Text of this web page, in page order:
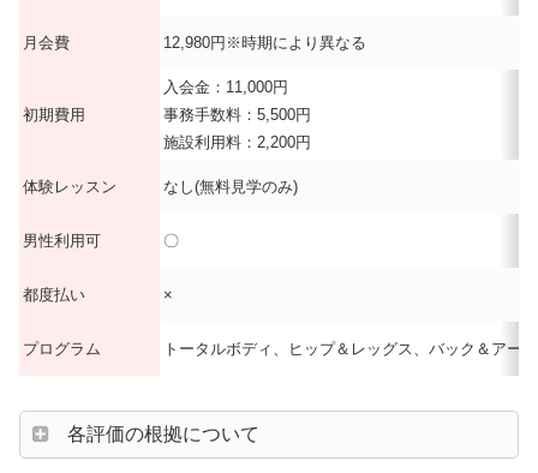
月会費 12,980円※時期により異なる
初期費用
入会金：11,000円
事務手数料：5,500円
施設利用料：2,200円
体験レッスン なし(無料見学のみ)
男性利用可 〇
都度払い ×
プログラム トータルボディ、ヒップ＆レッグス、バック＆アー
各評価の根拠について